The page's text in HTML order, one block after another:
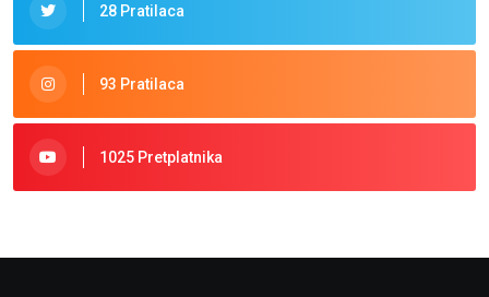
28 Pratilaca
93 Pratilaca
1025 Pretplatnika